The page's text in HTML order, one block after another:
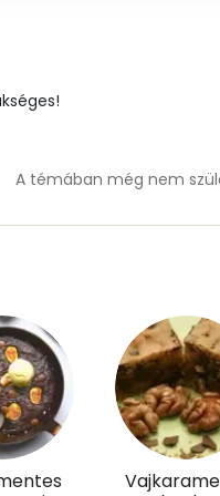
A témában még nem